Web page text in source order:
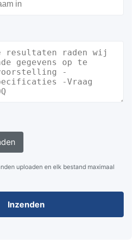
uploaden en elk bestand maximaal
Inzenden